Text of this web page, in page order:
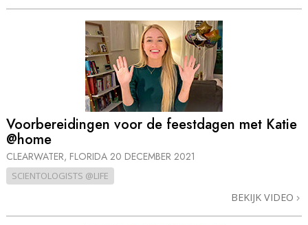
Voorbereidingen voor de feestdagen met Katie
@home
CLEARWATER, FLORIDA 20 DECEMBER 2021
SCIENTOLOGISTS @LIFE
BEKIJK VIDEO